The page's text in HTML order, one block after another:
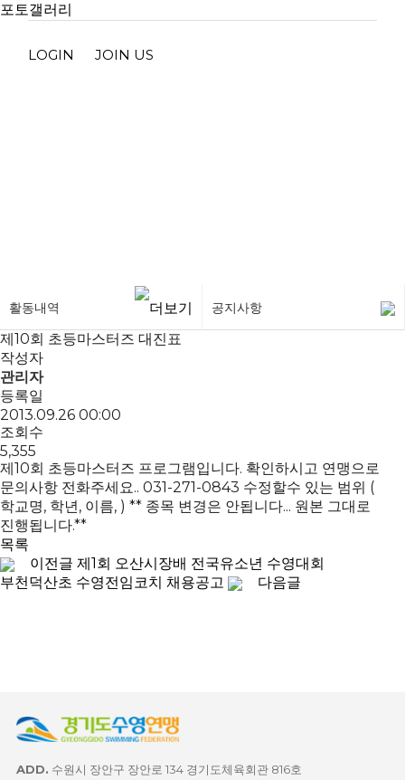
포토갤러리
LOGIN JOIN US
활동내역 공지사항
제10회 초등마스터즈 대진표
작성자
관리자
등록일
2013.09.26 00:00
조회수
5,355
제10회 초등마스터즈 프로그램입니다. 확인하시고 연맹으로
문의사항 전화주세요.. 031-271-0843 수정할수 있는 범위 (
학교명, 학년, 이름, ) ** 종목 변경은 안됩니다... 원본 그대로
진행됩니다.**
목록
이전글 제1회 오산시장배 전국유소년 수영대회
부천덕산초 수영전임코치 채용공고
다음글
ADD. 수원시 장안구 장안로 134 경기도체육회관 816호